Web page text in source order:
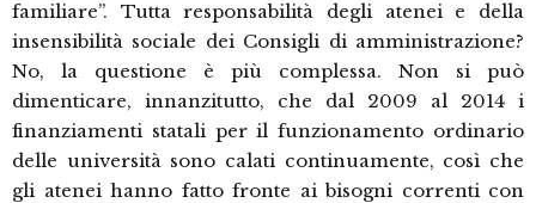
familiare”. Tutta responsabilità degli atenei e della
insensibilità sociale dei Consigli di amministrazione?
No, la questione è più complessa. Non si può
dimenticare, innanzitutto, che dal 2009 al 2014 i
finanziamenti statali per il funzionamento ordinario
delle università sono calati continuamente, così che
gli atenei hanno fatto fronte ai bisogni correnti con